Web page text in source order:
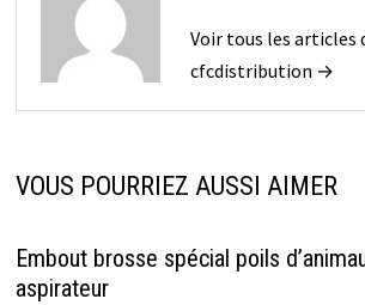
Voir tous les articles
cfcdistribution →
VOUS POURRIEZ AUSSI AIMER
Embout brosse spécial poils
aspirateur